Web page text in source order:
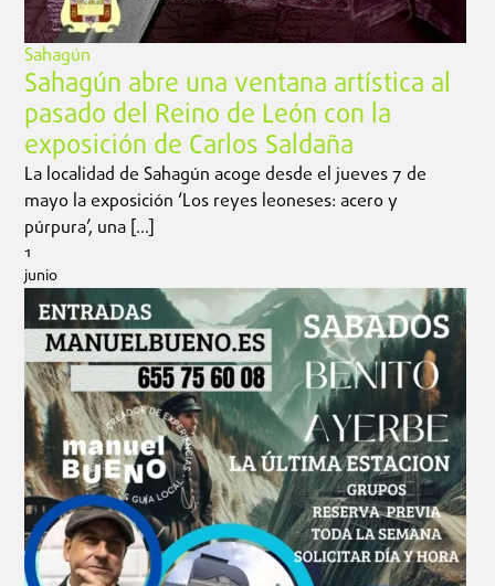
Sahagún
Sahagún abre una ventana artística al
pasado del Reino de León con la
exposición de Carlos Saldaña
La localidad de Sahagún acoge desde el jueves 7 de
mayo la exposición ‘Los reyes leoneses: acero y
púrpura’, una […]
1
junio